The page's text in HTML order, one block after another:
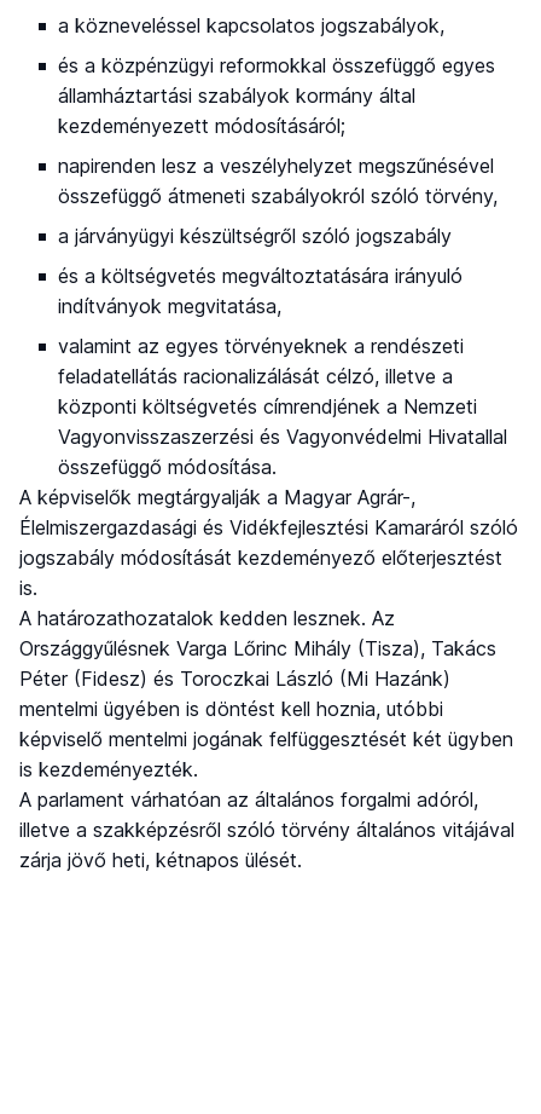
a közneveléssel kapcsolatos jogszabályok,
és a közpénzügyi reformokkal összefüggő egyes
államháztartási szabályok kormány által
kezdeményezett módosításáról;
napirenden lesz a veszélyhelyzet megszűnésével
összefüggő átmeneti szabályokról szóló törvény,
a járványügyi készültségről szóló jogszabály
és a költségvetés megváltoztatására irányuló
indítványok megvitatása,
valamint az egyes törvényeknek a rendészeti
feladatellátás racionalizálását célzó, illetve a
központi költségvetés címrendjének a Nemzeti
Vagyonvisszaszerzési és Vagyonvédelmi Hivatallal
összefüggő módosítása.
A képviselők megtárgyalják a Magyar Agrár-,
Élelmiszergazdasági és Vidékfejlesztési Kamaráról szóló
jogszabály módosítását kezdeményező előterjesztést
is.
A határozathozatalok kedden lesznek. Az
Országgyűlésnek Varga Lőrinc Mihály (Tisza), Takács
Péter (Fidesz) és Toroczkai László (Mi Hazánk)
mentelmi ügyében is döntést kell hoznia, utóbbi
képviselő mentelmi jogának felfüggesztését két ügyben
is kezdeményezték.
A parlament várhatóan az általános forgalmi adóról,
illetve a szakképzésről szóló törvény általános vitájával
zárja jövő heti, kétnapos ülését.